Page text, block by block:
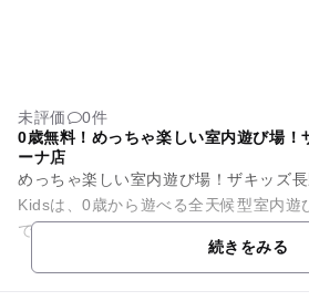
未評価
0件
0歳無料！めっちゃ楽しい室内遊び場！
ーナ店
めっちゃ楽しい室内遊び場！ザキッズ
Kidsは、0歳から遊べる全天候型室内遊
で彩られた施設内には、幼児から小学
続きをみる